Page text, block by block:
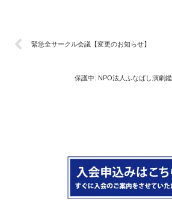
緊急全サークル会議【変更のお知らせ】
保護中: NPO法人ふなばし演劇